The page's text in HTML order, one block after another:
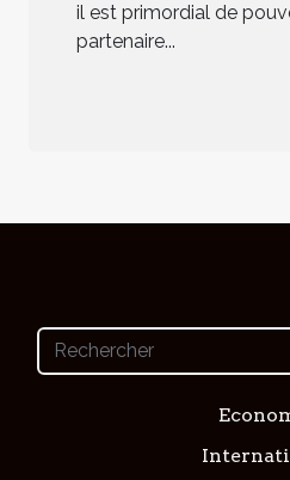
il est primordial de
partenaire...